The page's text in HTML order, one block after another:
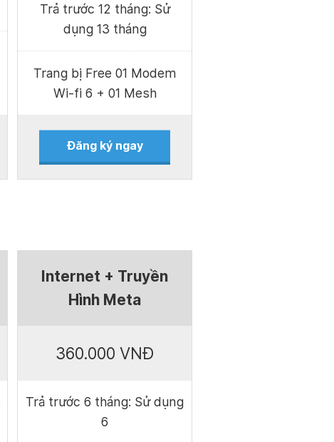
Trả trước 12 tháng: Sử
dụng 13 tháng
Trang bị Free 01 Modem
Wi-fi 6 + 01 Mesh
Đăng ký ngay
Internet + Truyền
Hình Meta
360.000 VNĐ
Trả trước 6 tháng: Sử dụng
6